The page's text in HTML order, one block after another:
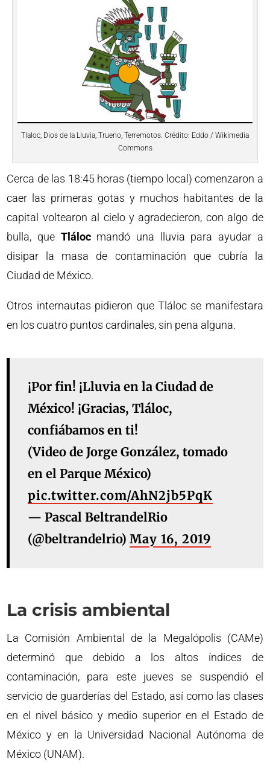
Tlaloc, Dios de la Lluvia, Trueno, Terremotos. Crédito: Eddo / Wikimedia
Commons
Cerca de las 18:45 horas (tiempo local) comenzaron a
caer las primeras gotas y muchos habitantes de la
capital voltearon al cielo y agradecieron, con algo de
bulla, que Tlálocmandó una lluvia para ayudar a
disipar la masa de contaminación que cubría la
Ciudad de México.
Otros internautas pidieron que Tláloc se manifestara
en los cuatro puntos cardinales, sin pena alguna.
¡Por fin! ¡Lluvia en la Ciudad de
México! ¡Gracias, Tláloc,
confiábamos en ti!
(Video de Jorge González, tomado
en el Parque México)
pic.twitter.com/AhN2jb5PqK
— Pascal BeltrandelRio
(@beltrandelrio)May 16, 2019
La crisis ambiental
La Comisión Ambiental de la Megalópolis (CAMe)
determinó que debido a los altos índices de
contaminación, para este jueves se suspendió el
servicio de guarderías del Estado, así como las clases
en el nivel básico y medio superior en el Estado de
México y en la Universidad Nacional Autónoma de
México (UNAM).